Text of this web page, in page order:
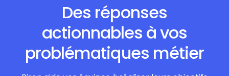
Des réponses
actionnables à vos
problématiques métier